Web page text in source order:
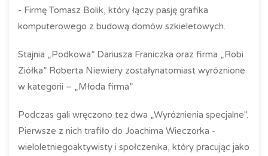
- Firmę Tomasz Bolik, który łączy pasję grafika
komputerowego z budową domów szkieletowych.
Stajnia „Podkowa” Dariusza Franiczka oraz firma „Robi
Ziółka” Roberta Niewiery zostałynatomiast wyróznione
w kategorii – „Młoda firma”
Podczas gali wręczono też dwa „Wyróżnienia specjalne".
Pierwsze z nich trafiło do Joachima Wieczorka -
wieloletniegoaktywisty i społczenika, który pracując jako